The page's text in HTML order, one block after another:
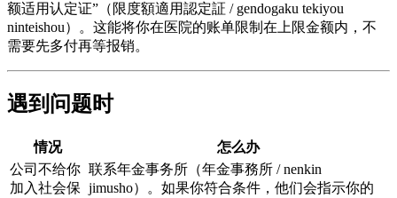
额适用认定证”（限度額適用認定証 / gendogaku tekiyou
ninteishou）。这能将你在医院的账单限制在上限金额内，不
需要先多付再等报销。
遇到问题时
情况
怎么办
公司不给你
加入社会保
联系年金事务所（年金事務所 / nenkin
jimusho）。如果你符合条件，他们会指示你的